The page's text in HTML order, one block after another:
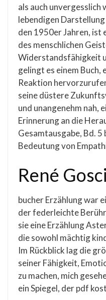
als auch unvergesslich
lebendigen
den 1950er Jahren,
des menschlichen
Widerstandsfähigkeit
gelingt es einem
Reaktion
seine düstere
und unangenehm nah,
Erinnerung an die
Gesamtausgabe, Bd.
Bedeutung von
René
bucher Erzählung war
der federleichte
sie eine Erzählung
die sowohl mächtig
Im Rückblick lag die
seiner Fähigkeit,
zu machen, mich
ein Spiegel, der pdf